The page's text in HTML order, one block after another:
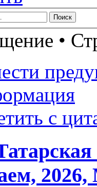
•
с
2026,